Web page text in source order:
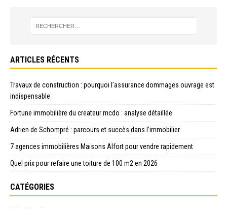
ARTICLES RÉCENTS
Travaux de construction : pourquoi l’assurance dommages ouvrage est
indispensable
Fortune immobilière du createur mcdo : analyse détaillée
Adrien de Schompré : parcours et succès dans l’immobilier
7 agences immobilières Maisons Alfort pour vendre rapidement
Quel prix pour refaire une toiture de 100 m2 en 2026
CATÉGORIES